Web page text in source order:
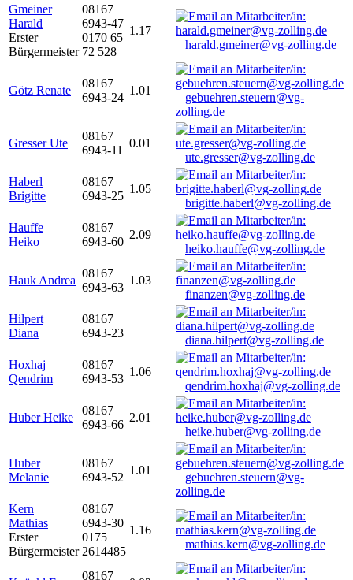
Gmeiner
Harald
Erster
Bürgermeister
08167
6943-47
0170 65
72 528
1.17
harald.gmeiner@vg-zolling.de
Götz Renate
08167
6943-24
1.01
gebuehren.steuern@vg-
zolling.de
Gresser Ute
08167
6943-11
0.01
ute.gresser@vg-zolling.de
Haberl
Brigitte
08167
6943-25
1.05
brigitte.haberl@vg-zolling.de
Hauffe
Heiko
08167
6943-60
2.09
heiko.hauffe@vg-zolling.de
Hauk Andrea
08167
6943-63
1.03
finanzen@vg-zolling.de
Hilpert
Diana
08167
6943-23
diana.hilpert@vg-zolling.de
Hoxhaj
Qendrim
08167
6943-53
1.06
qendrim.hoxhaj@vg-zolling.de
Huber Heike
08167
6943-66
2.01
heike.huber@vg-zolling.de
Huber
Melanie
08167
6943-52
1.01
gebuehren.steuern@vg-
zolling.de
Kern
Mathias
Erster
Bürgermeister
08167
6943-30
0175
2614485
1.16
mathias.kern@vg-zolling.de
08167